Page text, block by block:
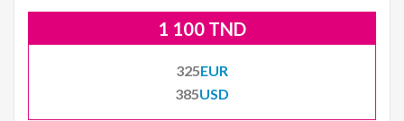
1 100 TND
325EUR
385USD